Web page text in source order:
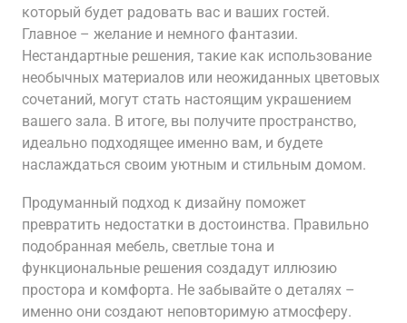
который будет радовать вас и ваших гостей.
Главное – желание и немного фантазии.
Нестандартные решения, такие как использование
необычных материалов или неожиданных цветовых
сочетаний, могут стать настоящим украшением
вашего зала. В итоге, вы получите пространство,
идеально подходящее именно вам, и будете
наслаждаться своим уютным и стильным домом.
Продуманный подход к дизайну поможет
превратить недостатки в достоинства. Правильно
подобранная мебель, светлые тона и
функциональные решения создадут иллюзию
простора и комфорта. Не забывайте о деталях –
именно они создают неповторимую атмосферу.